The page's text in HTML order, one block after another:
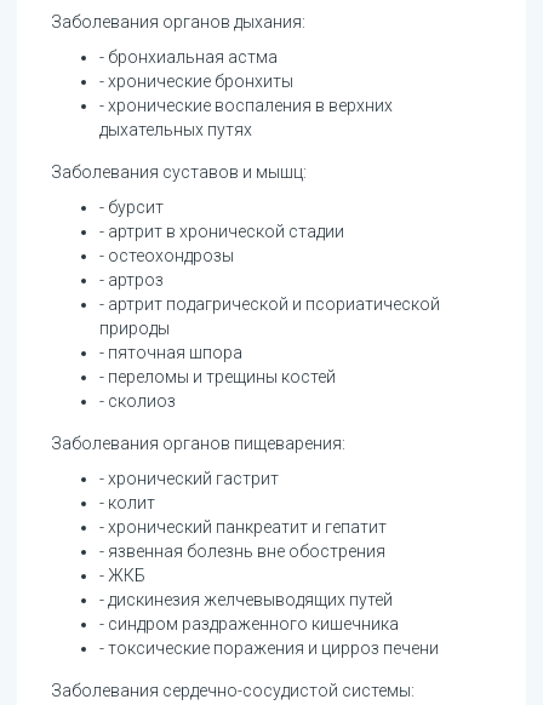
Заболевания органов дыхания:
- бронхиальная астма
- хронические бронхиты
- хронические воспаления в верхних
дыхательных путях
Заболевания суставов и мышц:
- бурсит
- артрит в хронической стадии
- остеохондрозы
- артроз
- артрит подагрической и псориатической
природы
- пяточная шпора
- переломы и трещины костей
- сколиоз
Заболевания органов пищеварения:
- хронический гастрит
- колит
- хронический панкреатит и гепатит
- язвенная болезнь вне обострения
- ЖКБ
- дискинезия желчевыводящих путей
- синдром раздраженного кишечника
- токсические поражения и цирроз печени
Заболевания сердечно-сосудистой системы: